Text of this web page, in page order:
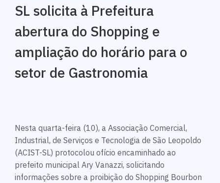
SL solicita à Prefeitura
abertura do Shopping e
ampliação do horário para o
setor de Gastronomia
Nesta quarta-feira (10), a Associação Comercial,
Industrial, de Serviços e Tecnologia de São Leopoldo
(ACIST-SL) protocolou ofício encaminhado ao
prefeito municipal Ary Vanazzi, solicitando
informações sobre a proibição do Shopping Bourbon